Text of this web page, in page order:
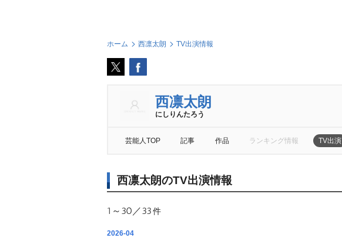
ホーム 西凛太朗 TV出演情報
西凛太朗
にしりんたろう
芸能人TOP 記事 作品 ランキング情報 TV出演
西凛太朗のTV出演情報
1～30／33件
2026-04